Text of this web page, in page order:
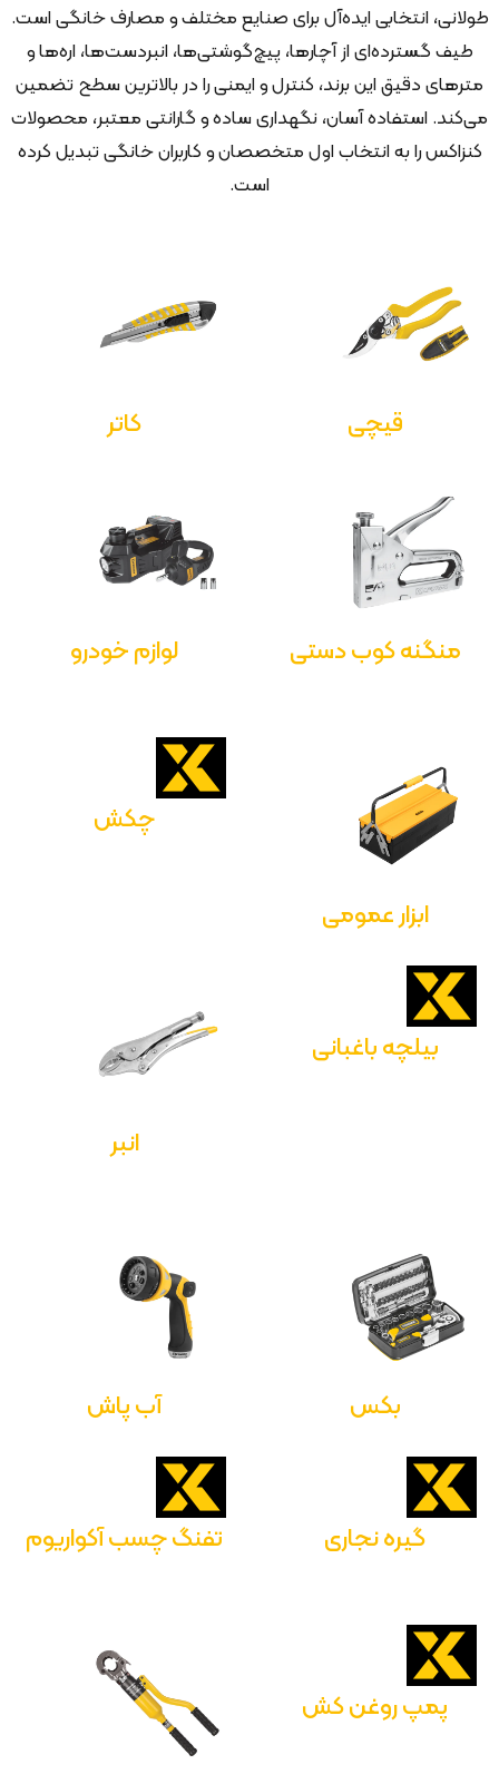
طولانی، انتخابی ایده‌آل برای صنایع مختلف و مصارف خانگی است.
طیف گسترده‌ای از آچارها، پیچ‌گوشتی‌ها، انبردست‌ها، اره‌ها و
مترهای دقیق این برند، کنترل و ایمنی را در بالاترین سطح تضمین
می‌کند. استفاده آسان، نگهداری ساده و گارانتی معتبر، محصولات
کنزاکس را به انتخاب اول متخصصان و کاربران خانگی تبدیل کرده
است.
قیچی کاتر
منگنه کوب دستی لوازم خودرو
ابزار عمومی
چکش
بیلچه باغبانی
انبر
بکس آب پاش
گیره نجاری تفنگ چسب آکواریوم
پمپ روغن کش